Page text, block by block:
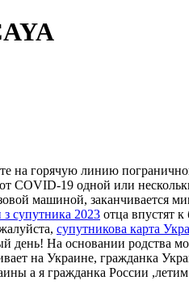
на горячую линию
COVID-19 одной или
машиной, заканчивается
з супутника 2023 отца впустят
супутникова карта
день! На основании родства
на Украине, гражданка
а я гражданка России